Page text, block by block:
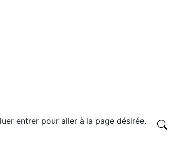
entrer pour aller à la page désirée.